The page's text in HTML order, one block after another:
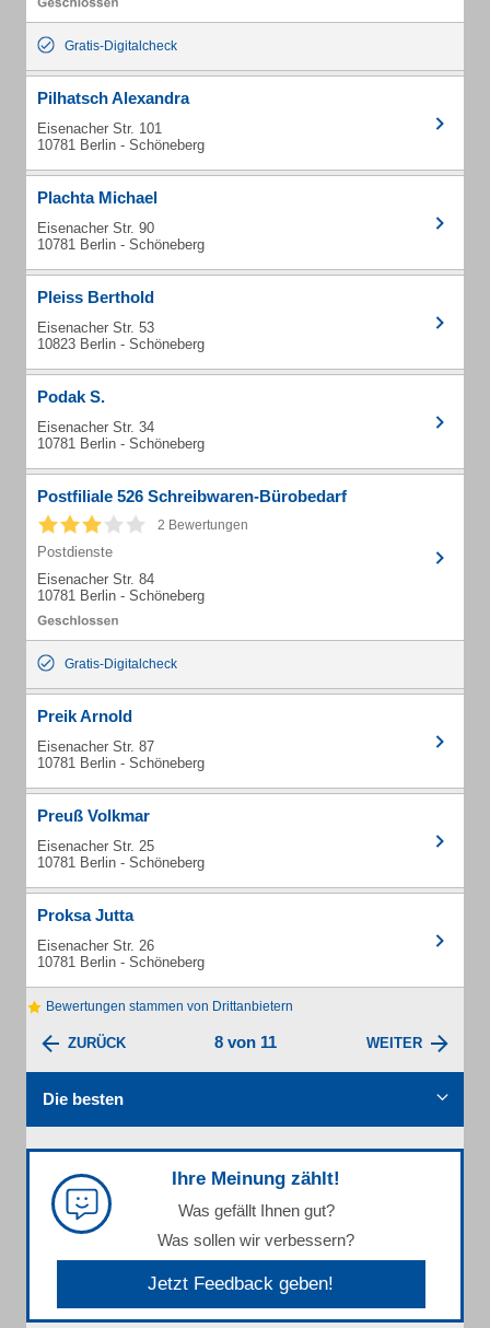
Gratis-Digitalcheck
Pilhatsch Alexandra
Eisenacher Str. 101
10781 Berlin - Schöneberg
Plachta Michael
Eisenacher Str. 90
10781 Berlin - Schöneberg
Pleiss Berthold
Eisenacher Str. 53
10823 Berlin - Schöneberg
Podak S.
Eisenacher Str. 34
10781 Berlin - Schöneberg
Postfiliale 526 Schreibwaren-Bürobedarf
2 Bewertungen
Postdienste
Eisenacher Str. 84
10781 Berlin - Schöneberg
Gratis-Digitalcheck
Preik Arnold
Eisenacher Str. 87
10781 Berlin - Schöneberg
Preuß Volkmar
Eisenacher Str. 25
10781 Berlin - Schöneberg
Proksa Jutta
Eisenacher Str. 26
10781 Berlin - Schöneberg
Bewertungen stammen von Drittanbietern
ZURÜCK 8 von 11 WEITER
Die besten
Ihre Meinung zählt!
Was gefällt Ihnen gut?
Was sollen wir verbessern?
Jetzt Feedback geben!